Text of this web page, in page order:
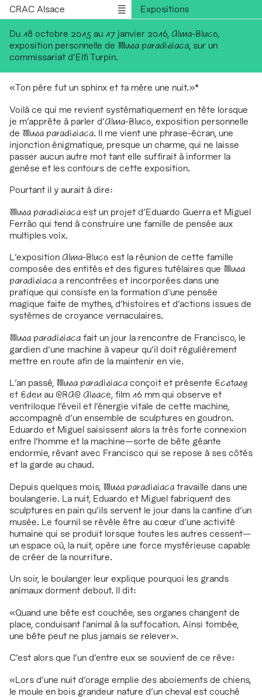
CRAC Alsace
Expositions
Médiations
Publications
English version
Du 18 octobre 2015 au 17 janvier 2016, Alma-Bluco,
exposition personnelle de Musa paradisiaca , sur un
commissariat d'Elfi Turpin.
«Ton père fut un sphinx et ta mère une nuit.»*
Voilà ce qui me revient systématiquement en tête lorsque
je m’apprête à parler d’Alma-Bluco , exposition personnelle
de Musa paradisiaca. Il me vient une phrase-écran, une
injonction énigmatique, presque un charme, qui ne laisse
passer aucun autre mot tant elle suffirait à informer la
genèse et les contours de cette exposition.
Pourtant il y aurait à dire:
Musa paradisiaca est un projet d’Eduardo Guerra et Miguel
Ferrão qui tend à construire une famille de pensée aux
multiples voix.
L’exposition Alma-Bluco est la réunion de cette famille
composée des entités et des figures tutélaires que Musa
paradisiaca a rencontrées et incorporées dans une
pratique qui consiste en la formation d’une pensée
magique faite de mythes, d’histoires et d’actions issues de
systèmes de croyance vernaculaires.
Musa paradisiaca fait un jour la rencontre de Francisco, le
gardien d’une machine à vapeur qu’il doit régulièrement
mettre en route afin de la maintenir en vie.
L’an passé, Musa paradisiaca conçoit et présente Ecstasy
et Eden au CRAC Alsace , film 16 mm qui observe et
ventriloque l’éveil et l’énergie vitale de cette machine,
accompagné d’un ensemble de sculptures en goudron.
Eduardo et Miguel saisissent alors la très forte connexion
entre l’homme et la machine—sorte de bête géante
endormie, rêvant avec Francisco qui se repose à ses côtés
et la garde au chaud.
Depuis quelques mois, Musa paradisiaca travaille dans une
boulangerie. La nuit, Eduardo et Miguel fabriquent des
sculptures en pain qu’ils servent le jour dans la cantine d’un
musée. Le fournil se révèle être au cœur d’une activité
humaine qui se produit lorsque toutes les autres cessent—
un espace où, la nuit, opère une force mystérieuse capable
de créer de la nourriture.
Un soir, le boulanger leur explique pourquoi les grands
animaux dorment debout. Il dit:
«Quand une bête est couchée, ses organes changent de
place, conduisant l’animal à la suffocation. Ainsi tombée,
une bête peut ne plus jamais se relever».
C’est alors que l’un d’entre eux se souvient de ce rêve:
«Lors d’une nuit d’orage emplie des aboiements de chiens,
le moule en bois grandeur nature d’un cheval est couché